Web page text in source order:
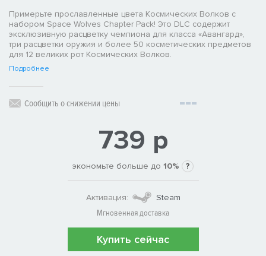
Примерьте прославленные цвета Космических Волков с
набором Space Wolves Chapter Pack! Это DLC содержит
эксклюзивную расцветку чемпиона для класса «Авангард»,
три расцветки оружия и более 50 косметических предметов
для 12 великих рот Космических Волков.
Подробнее
Сообщить о снижении цены
739 р
экономьте больше до 10% ?
Активация:
Steam
Мгновенная доставка
Купить сейчас